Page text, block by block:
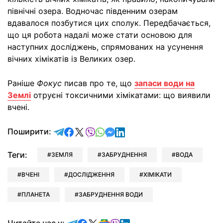
північні озера. Водночас південним озерам
вдавалося позбутися цих сполук. Передбачається,
що ця робота надалі може стати основою для
наступних досліджень, спрямованих на усунення
вічних хімікатів із Великих озер.
Раніше Фокус писав про те, що запаси води на
Землі отруєні токсичними хімікатами: що виявили
вчені.
Поширити: відправити у Telegram
поділитись у Facebook
поділитись у X
відправити у Viber
відправити у Whatsapp
відправити у Messenger
відправити у LinkedIn
Теги: ЗЕМЛЯ ЗАБРУДНЕННЯ ВОДА
ВЧЕНІ ДОСЛІДЖЕННЯ ХІМІКАТИ
ПЛАНЕТА ЗАБРУДНЕННЯ ВОДИ